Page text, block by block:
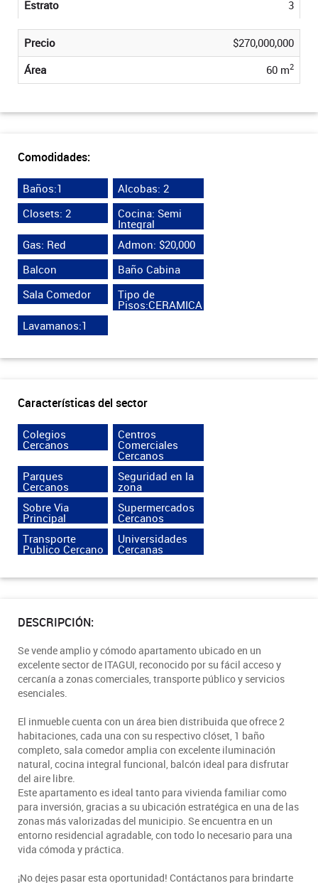
Estrato 3
Precio
$270,000,000
Área
60 m2
Comodidades:
Baños:1
Alcobas: 2
Closets: 2
Cocina: Semi
Integral
Gas: Red
Admon: $20,000
Balcon
Baño Cabina
Sala Comedor
Tipo de
Pisos:CERAMICA
Lavamanos:1
Características del sector
Colegios
Cercanos
Centros
Comerciales
Cercanos
Parques
Cercanos
Seguridad en la
zona
Sobre Via
Principal
Supermercados
Cercanos
Transporte
Publico Cercano
Universidades
Cercanas
DESCRIPCIÓN:
Se vende amplio y cómodo apartamento ubicado en un
excelente sector de ITAGUI, reconocido por su fácil acceso y
cercanía a zonas comerciales, transporte público y servicios
esenciales.
El inmueble cuenta con un área bien distribuida que ofrece 2
habitaciones, cada una con su respectivo clóset, 1 baño
completo, sala comedor amplia con excelente iluminación
natural, cocina integral funcional, balcón ideal para disfrutar
del aire libre.
Este apartamento es ideal tanto para vivienda familiar como
para inversión, gracias a su ubicación estratégica en una de las
zonas más valorizadas del municipio. Se encuentra en un
entorno residencial agradable, con todo lo necesario para una
vida cómoda y práctica.
¡No dejes pasar esta oportunidad! Contáctanos para brindarte